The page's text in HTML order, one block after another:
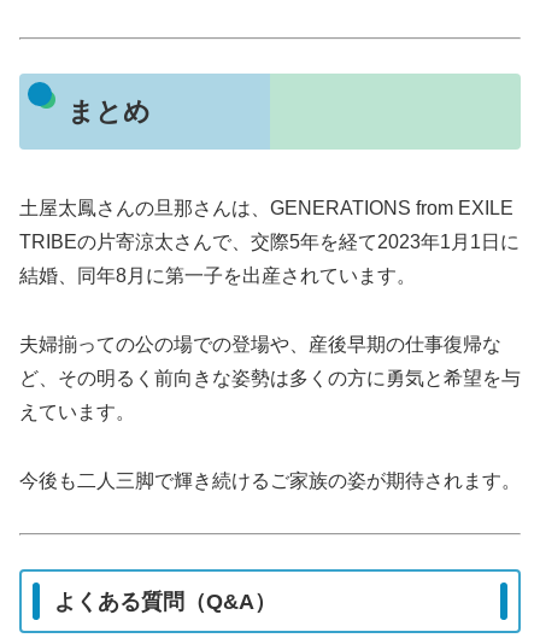
まとめ
土屋太鳳さんの旦那さんは、GENERATIONS from EXILE
TRIBEの片寄涼太さんで、交際5年を経て2023年1月1日に
結婚、同年8月に第一子を出産されています。
夫婦揃っての公の場での登場や、産後早期の仕事復帰な
ど、その明るく前向きな姿勢は多くの方に勇気と希望を与
えています。
今後も二人三脚で輝き続けるご家族の姿が期待されます。
よくある質問（Q&A）